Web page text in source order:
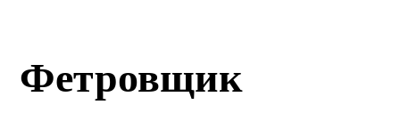
Фетровщик